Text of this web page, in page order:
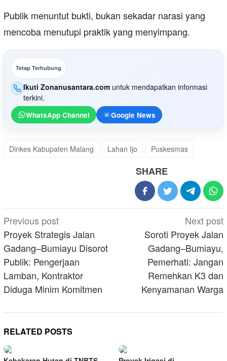
Publik menuntut bukti, bukan sekadar narasi yang
mencoba menutupi praktik yang menyimpang.
Tetap Terhubung
Ikuti Zonanusantara.com untuk mendapatkan informasi
terkini.
WhatsApp Channel Google News
Dinkes Kabupaten Malang Lahan Ijo Puskesmas
SHARE
Post
navigation
Previous post
Proyek Strategis Jalan
Gadang–Bumiayu Disorot
Publik: Pengerjaan
Lamban, Kontraktor
Diduga Minim Komitmen
Next post
Soroti Proyek Jalan
Gadang–Bumiayu,
Pemerhati: Jangan
Remehkan K3 dan
Kenyamanan Warga
RELATED POSTS